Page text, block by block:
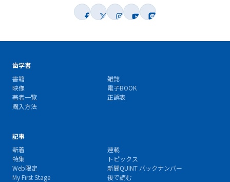
歯学書
書籍
雑誌
映像
電子BOOK
著者一覧
正誤表
購入方法
記事
新着
連載
特集
トピックス
Web限定
新聞QUINT バックナンバー
My First Stage
後で読む